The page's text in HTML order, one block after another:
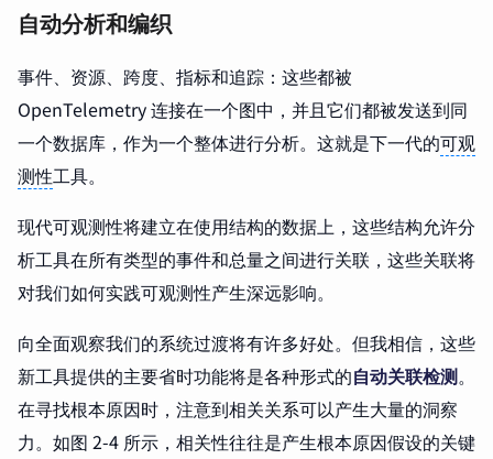
自动分析和编织
事件、资源、跨度、指标和追踪：这些都被
OpenTelemetry 连接在一个图中，并且它们都被发送到同
一个数据库，作为一个整体进行分析。这就是下一代的可观
测性工具。
现代可观测性将建立在使用结构的数据上，这些结构允许分
析工具在所有类型的事件和总量之间进行关联，这些关联将
对我们如何实践可观测性产生深远影响。
向全面观察我们的系统过渡将有许多好处。但我相信，这些
新工具提供的主要省时功能将是各种形式的自动关联检测。
在寻找根本原因时，注意到相关关系可以产生大量的洞察
力。如图 2-4 所示，相关性往往是产生根本原因假设的关键